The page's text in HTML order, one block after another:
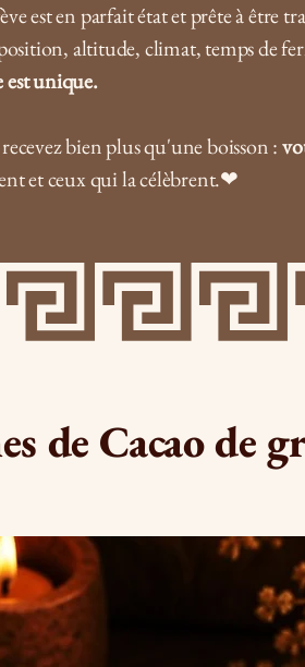
est en parfait état et prête à être
altitude, climat, temps de
est unique.
bien plus qu'une boisson :
et ceux qui la célèbrent.❤︎
de Cacao de